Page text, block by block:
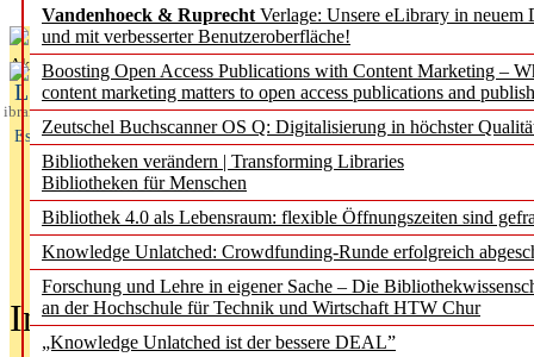
Vandenhoeck & Ruprecht Verlage: Unsere eLibrary in neuem
und mit verbesserter Benutzeroberfläche!
Boosting Open Access Publications with Content Marketing –
content marketing matters to open access publications and
Zeutschel Buchscanner OS Q: Digitalisierung in höchster
Bibliotheken verändern | Transforming Libraries
Bibliotheken für Menschen
Bibliothek 4.0 als Lebensraum: flexible Öffnungszeiten sind
Knowledge Unlatched: Crowdfunding-Runde erfolgreich
Forschung und Lehre in eigener Sache – Die
an der Hochschule für Technik und Wirtschaft HTW Chur
„Knowledge Unlatched ist der bessere DEAL”
Aktuelles aus
L
ibrary
Essentials
In der Ausgabe06/2026(August